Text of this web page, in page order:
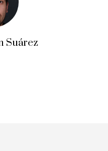
Suárez